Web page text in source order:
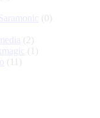
(0)
(2)
(1)
(11)